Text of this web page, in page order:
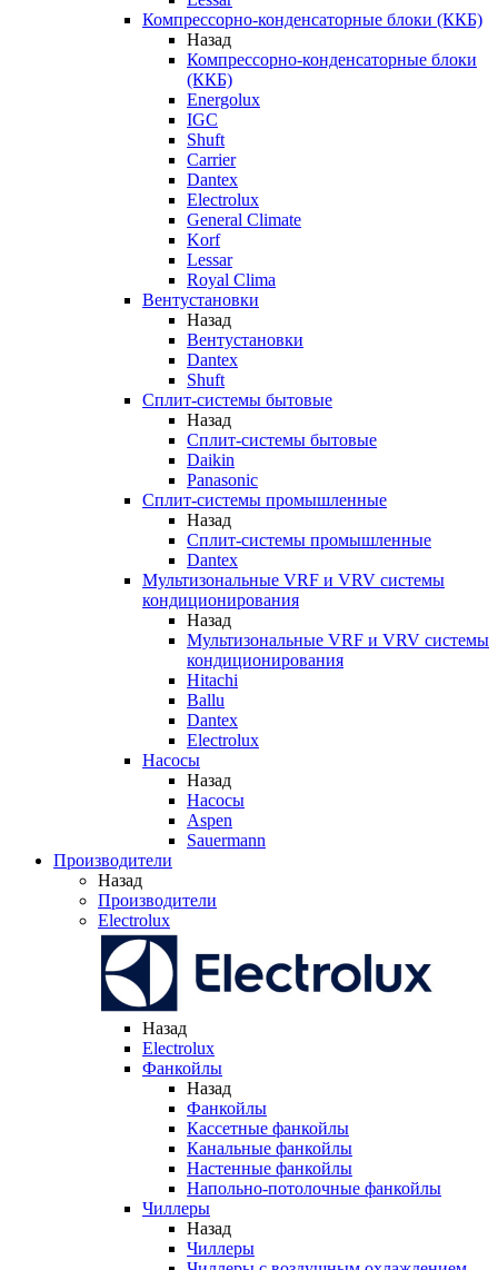
Компрессорно-конденсаторные блоки (ККБ)
Назад
Компрессорно-конденсаторные блоки
(ККБ)
Energolux
IGC
Shuft
Carrier
Dantex
Electrolux
General Climate
Korf
Lessar
Royal Clima
Вентустановки
Назад
Вентустановки
Dantex
Shuft
Сплит-системы бытовые
Назад
Сплит-системы бытовые
Daikin
Panasonic
Сплит-системы промышленные
Назад
Сплит-системы промышленные
Dantex
Мультизональные VRF и VRV системы
кондиционирования
Назад
Мультизональные VRF и VRV системы
кондиционирования
Hitachi
Ballu
Dantex
Electrolux
Насосы
Назад
Насосы
Aspen
Sauermann
Производители
Назад
Производители
Electrolux
Назад
Electrolux
Фанкойлы
Назад
Фанкойлы
Кассетные фанкойлы
Канальные фанкойлы
Настенные фанкойлы
Напольно-потолочные фанкойлы
Чиллеры
Назад
Чиллеры